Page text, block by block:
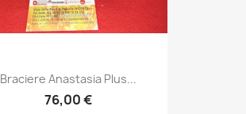
Braciere Anastasia Plus...
76,00 €